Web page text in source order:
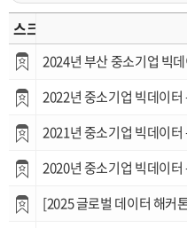
스크랩
2024년 부산 중소기업 빅
2022년 중소기업 빅데이
2021년 중소기업 빅데이
2020년 중소기업 빅데이
[2025 글로벌 데이터 해커